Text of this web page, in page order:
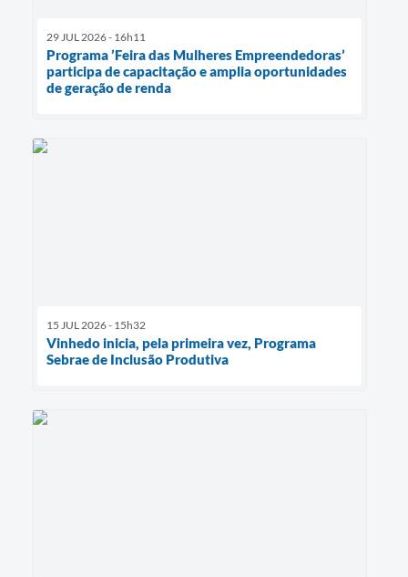
29 JUL 2026 - 16h11
Programa ’Feira das Mulheres Empreendedoras’
participa de capacitação e amplia oportunidades
de geração de renda
15 JUL 2026 - 15h32
Vinhedo inicia, pela primeira vez, Programa
Sebrae de Inclusão Produtiva